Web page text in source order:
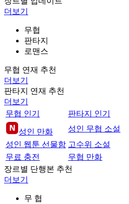
더보기
무협
판타지
로맨스
무협 연재 추천
더보기
판타지 연재 추천
더보기
무협 인기
판타지 인기
성인 만화
성인 무협 소설
성인 웹툰 선물함 고수위 소설
무료 충전
무협 만화
장르별 단행본 추천
더보기
무 협